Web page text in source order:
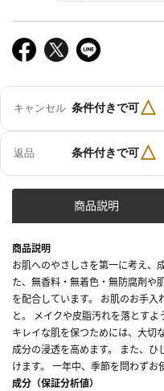
キャンセル 条件付きで可△
返品 条件付きで可△
商品説明
商品説明
お肌へのやさしさを第一に考え、
た、無香料・無着色・無防腐剤や
を配合しています。 お肌のお手
と。 メイクや皮脂汚れを落とすよ
キレイな肌を保つためには、大切
成分の浸透を高めます。 また、
けます。 一年中、季節を問わずお
成分（保証分析値）